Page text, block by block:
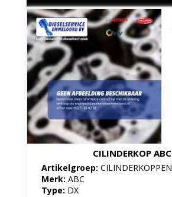
CILINDERKOP ABC
Artikelgroep: CILINDERKOPPEN
Merk: ABC
Type: DX